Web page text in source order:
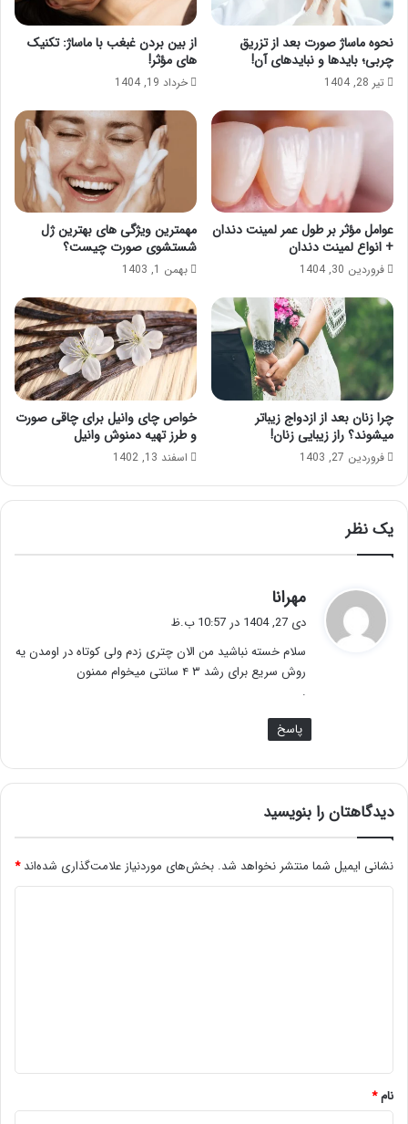
نحوه ماساژ صورت بعد از تزریق
چربی؛ بایدها و نبایدهای آن!
تیر 28, 1404
از بین بردن غبغب با ماساژ: تکنیک
های مؤثر!
خرداد 19, 1404
عوامل مؤثر بر طول عمر لمینت دندان
+ انواع لمینت دندان
فروردین 30, 1404
مهمترین ویژگی های بهترین ژل
شستشوی صورت چیست؟
بهمن 1, 1403
چرا زنان بعد از ازدواج زیباتر
میشوند؟ راز زیبایی زنان!
فروردین 27, 1403
خواص چای وانیل برای چاقی صورت
و طرز تهیه دمنوش وانیل
اسفند 13, 1402
یک نظر
مهرانا
ف
:
دی 27, 1404 در 10:57 ب.ظ
سلام خسته نباشید من الان چتری زدم ولی کوتاه در اومدن یه
روش سریع برای رشد ۳ ۴ سانتی میخوام ممنون
.
پاسخ
دیدگاهتان را بنویسید
نشانی ایمیل شما منتشر نخواهد شد. بخش‌های موردنیاز علامت‌گذاری شده‌اند*
نام*